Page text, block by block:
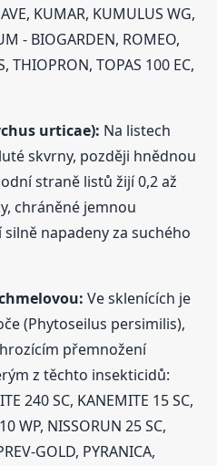
KUMAR, KUMULUS WG,
- BIOGARDEN, ROMEO,
THIOPRON, TOPAS 100 EC,
urticae): Na listech
skvrny, později hnědnou
straně listů žijí 0,2 až
chráněné jemnou
napadeny za suchého
Ve sklenících je
(Phytoseilus persimilis),
přemnožení
z těchto insekticidů:
240 SC, KANEMITE 15 SC,
WP, NISSORUN 25 SC,
GOLD, PYRANICA,